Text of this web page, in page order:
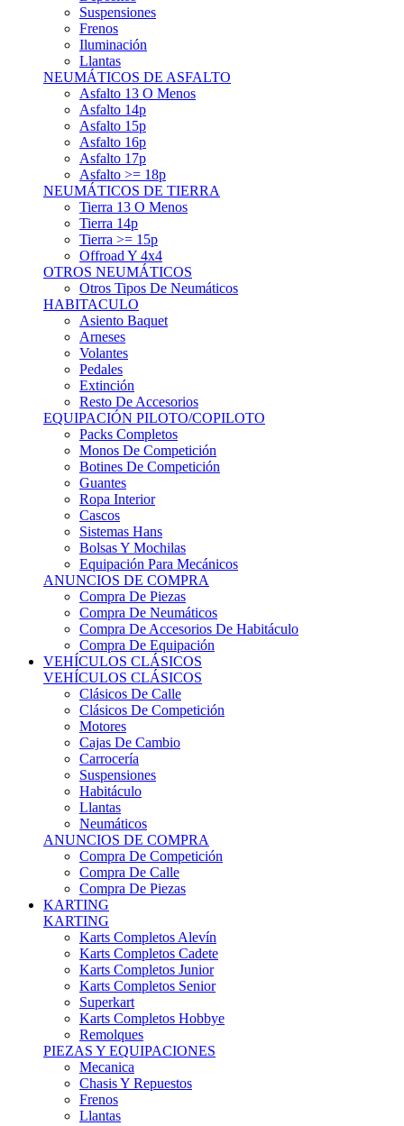
Suspensiones
Frenos
Iluminación
Llantas
NEUMÁTICOS DE ASFALTO
Asfalto 13 O Menos
Asfalto 14p
Asfalto 15p
Asfalto 16p
Asfalto 17p
Asfalto >= 18p
NEUMÁTICOS DE TIERRA
Tierra 13 O Menos
Tierra 14p
Tierra >= 15p
Offroad Y 4x4
OTROS NEUMÁTICOS
Otros Tipos De Neumáticos
HABITACULO
Asiento Baquet
Arneses
Volantes
Pedales
Extinción
Resto De Accesorios
EQUIPACIÓN PILOTO/COPILOTO
Packs Completos
Monos De Competición
Botines De Competición
Guantes
Ropa Interior
Cascos
Sistemas Hans
Bolsas Y Mochilas
Equipación Para Mecánicos
ANUNCIOS DE COMPRA
Compra De Piezas
Compra De Neumáticos
Compra De Accesorios De Habitáculo
Compra De Equipación
VEHÍCULOS CLÁSICOS
VEHÍCULOS CLÁSICOS
Clásicos De Calle
Clásicos De Competición
Motores
Cajas De Cambio
Carrocería
Suspensiones
Habitáculo
Llantas
Neumáticos
ANUNCIOS DE COMPRA
Compra De Competición
Compra De Calle
Compra De Piezas
KARTING
KARTING
Karts Completos Alevín
Karts Completos Cadete
Karts Completos Junior
Karts Completos Senior
Superkart
Karts Completos Hobbye
Remolques
PIEZAS Y EQUIPACIONES
Mecanica
Chasis Y Repuestos
Frenos
Llantas